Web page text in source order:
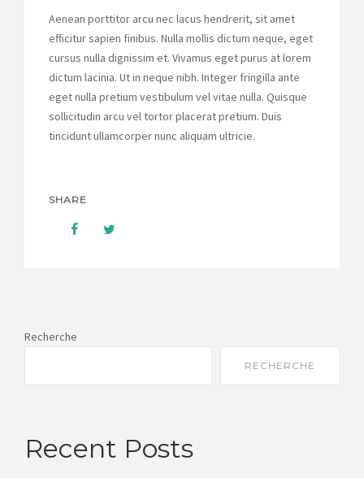
Aenean porttitor arcu nec lacus hendrerit, sit amet
efficitur sapien finibus. Nulla mollis dictum neque, eget
cursus nulla dignissim et. Vivamus eget purus at lorem
dictum lacinia. Ut in neque nibh. Integer fringilla ante
eget nulla pretium vestibulum vel vitae nulla. Quisque
sollicitudin arcu vel tortor placerat pretium. Duis
tincidunt ullamcorper nunc aliquam ultricie.
SHARE
Recherche
RECHERCHE
Recent Posts